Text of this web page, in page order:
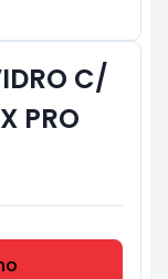
C/
PRO